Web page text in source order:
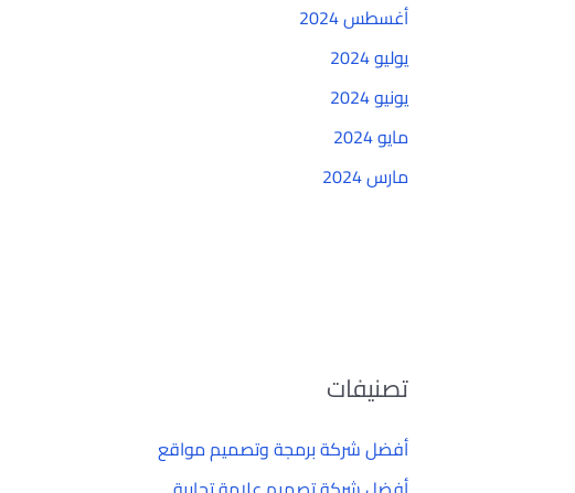
أغسطس 2024
يوليو 2024
يونيو 2024
مايو 2024
مارس 2024
تصنيفات
أفضل شركة برمجة وتصميم مواقع